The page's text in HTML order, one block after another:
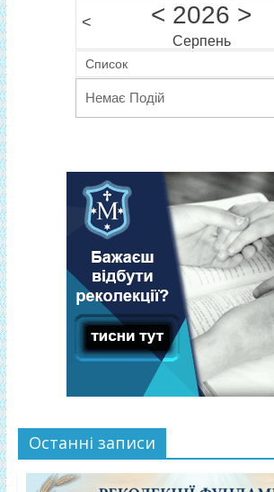
< < 2026 >
Серпень
Список
Немає Подій
Останні записи